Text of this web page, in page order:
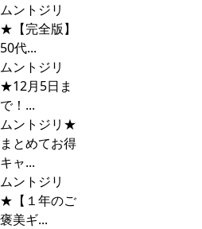
ムントジリ
★【完全版】
50代...
ムントジリ
★12月5日ま
で！...
ムントジリ★
まとめてお得
キャ...
ムントジリ
★【１年のご
褒美ギ...